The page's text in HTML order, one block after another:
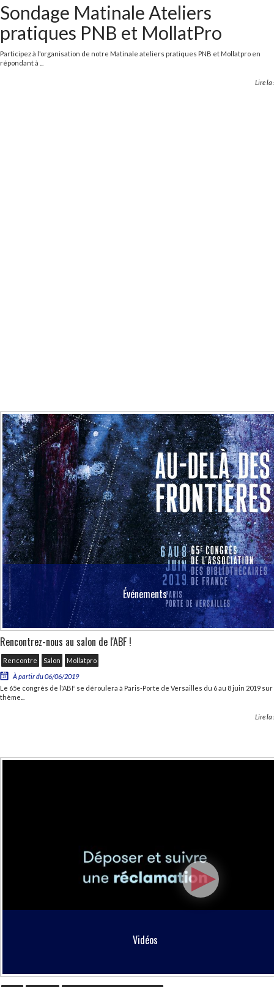
Sondage Matinale Ateliers
pratiques PNB et MollatPro
Participez à l'organisation de notre Matinale ateliers pratiques PNB et Mollatpro en
répondant à ...
Lire la
Événements
Rencontrez-nous au salon de l'ABF !
Rencontre Salon
Mollatpro
À partir du 06/06/2019
Le 65e congrès de l'ABF se déroulera à Paris-Porte de Versailles du 6 au 8 juin 2019 sur
thème...
Lire la
Vidéos